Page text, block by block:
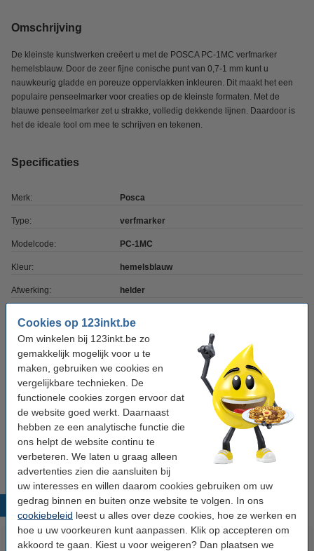
Cookies op 123inkt.be
Om winkelen bij 123inkt.be zo
gemakkelijk mogelijk voor u te
maken, gebruiken we cookies en
vergelijkbare technieken. De
functionele cookies zorgen ervoor dat
de website goed werkt. Daarnaast
hebben ze een analytische functie die
ons helpt de website continu te
verbeteren. We laten u graag alleen
advertenties zien die aansluiten bij
uw interesses en willen daarom cookies gebruiken om uw
gedrag binnen en buiten onze website te volgen. In ons
cookiebeleid leest u alles over deze cookies, hoe ze werken en
hoe u uw voorkeuren kunt aanpassen. Klik op accepteren om
akkoord te gaan. Kiest u voor weigeren? Dan plaatsen we
Omschrijving
De kleinste kunstwerken creëert u met de POSCA PC-1MC verfmarker
hemelsblauw. Door de zeer fijne conische punt van 0,7-1 mm kunt u
nauwkeurig gladde en poreuze oppervlakken inkleuren. Dit maakt het een
populaire penseelmarker voor creaties op de kleinste formaten. Met de
blauwe penseelmarker zet u strakke, volledig dekkende lijnen. Daardoor is
het de ideale tool om mee te schrijven en tekenen.
Specificaties
Merk: Posca
Type: verfmarker
Modelcode: PC-1MC
Kleur: hemelsblauw
Afwerking: helder
Schrijfbreedte: 0,7 - 1 mm
Aantal: 1 stuk
Winstpakker!
Aanbieding: 6x POSCA PC-1MC acrylmarker
hemelsblauw (0,7 - 1 mm conisch)
€ 19,50
Populaire producten